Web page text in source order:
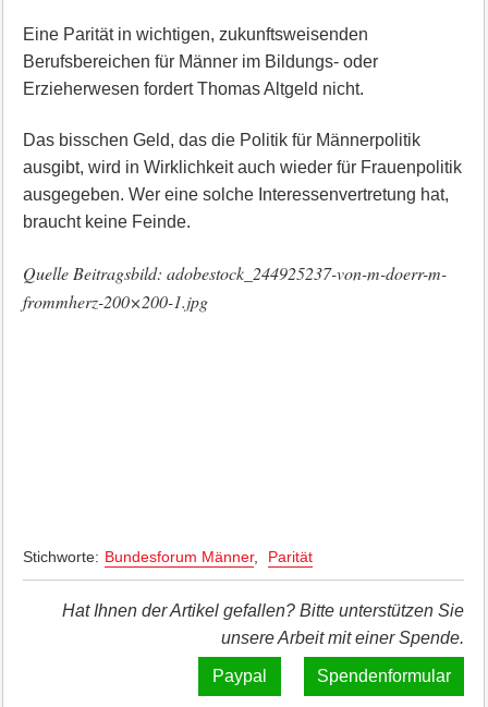
Eine Parität in wichtigen, zukunftsweisenden
Berufsbereichen für Männer im Bildungs- oder
Erzieherwesen fordert Thomas Altgeld nicht.
Das bisschen Geld, das die Politik für Männerpolitik
ausgibt, wird in Wirklichkeit auch wieder für Frauenpolitik
ausgegeben. Wer eine solche Interessenvertretung hat,
braucht keine Feinde.
Quelle Beitragsbild: adobestock_244925237-von-m-doerr-m-
frommherz-200×200-1.jpg
Stichworte: Bundesforum Männer, Parität
Hat Ihnen der Artikel gefallen? Bitte unterstützen Sie
unsere Arbeit mit einer Spende.
Spendenformular